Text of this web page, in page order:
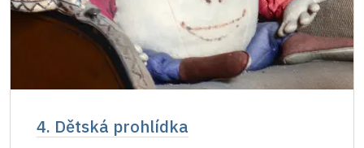
4. Dětská prohlídka